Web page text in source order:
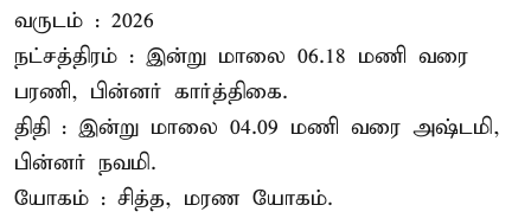
வருடம் : 2026
நட்சத்திரம் : இன்று மாலை 06.18 மணி வரை
பரணி, பின்னர் கார்த்திகை.
திதி : இன்று மாலை 04.09 மணி வரை அஷ்டமி,
பின்னர் நவமி.
யோகம் : சித்த, மரண யோகம்.